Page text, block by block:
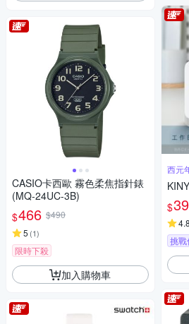
CASIO卡西歐 霧色柔焦指針錶
(MQ-24UC-3B)
$466 $490
5 (1)
限時下殺
加入購物車
西元
$
4.8
挑戰